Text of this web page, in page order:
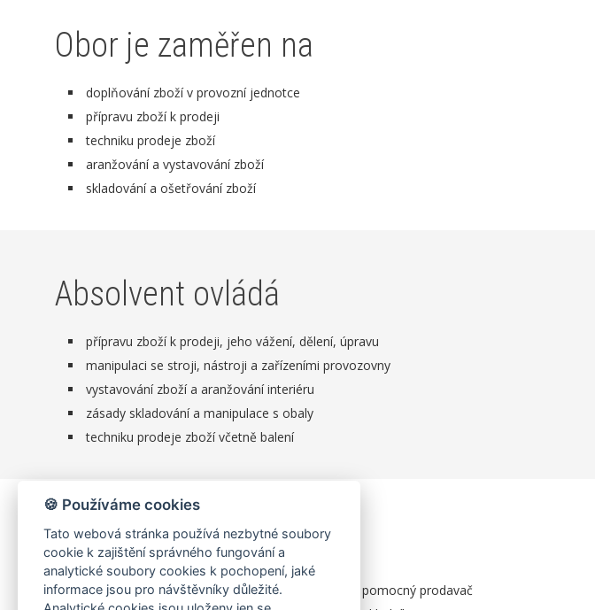
Obor je zaměřen na
doplňování zboží v provozní jednotce
přípravu zboží k prodeji
techniku prodeje zboží
aranžování a vystavování zboží
skladování a ošetřování zboží
Absolvent ovládá
přípravu zboží k prodeji, jeho vážení, dělení, úpravu
manipulaci se stroji, nástroji a zařízeními provozovny
vystavování zboží a aranžování interiéru
zásady skladování a manipulace s obaly
techniku prodeje zboží včetně balení
Uplatnění absolventů
ve všech typech maloobchodních jednotek jako pomocný prodavač
🍪 Používáme cookies
Tato webová stránka používá nezbytné soubory
cookie k zajištění správného fungování a
analytické soubory cookies k pochopení, jaké
informace jsou pro návštěvníky důležité.